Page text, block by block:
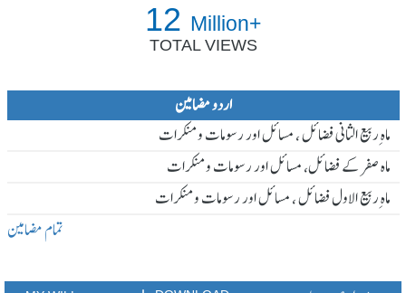
12 Million+
TOTAL VIEWS
اردو مضامین
ماہ ِربیع الثانی فضائل ، مسائل اور رسومات و منکرات
ماہ صفر کے فضائل، مسائل اور رسومات و منکرات
ماہ ِربیع الاول فضائل ، مسائل اور رسومات و منکرات
تمام مضامین